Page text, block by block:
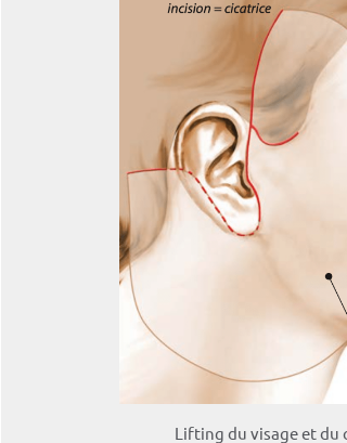
Lifting du visage et du